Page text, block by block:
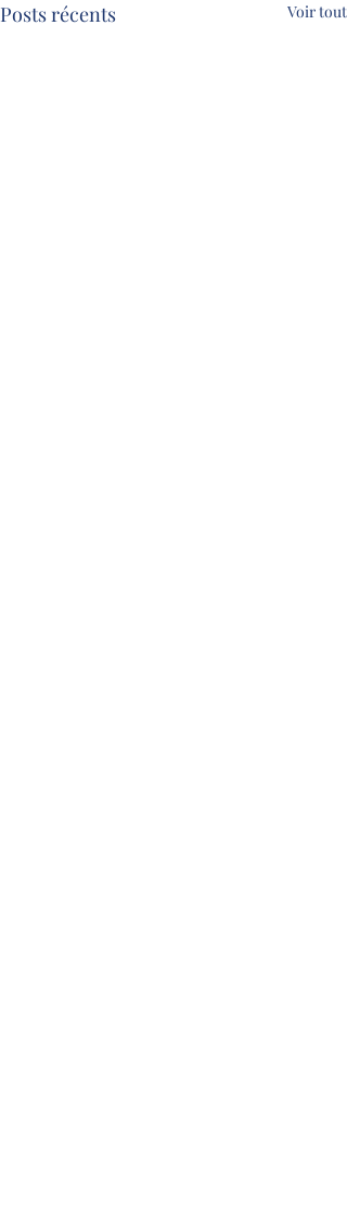
Posts récents Voir tout